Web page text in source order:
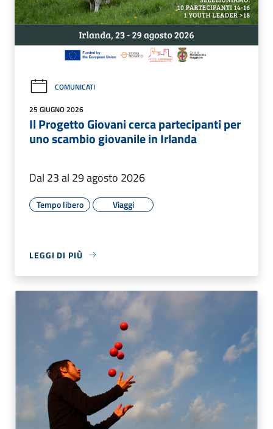
COMUNICATI
25 GIUGNO 2026
Il Progetto Giovani cerca partecipanti per
uno scambio giovanile in Irlanda
Dal 23 al 29 agosto 2026
Tempo libero Viaggi
LEGGI DI PIÙ